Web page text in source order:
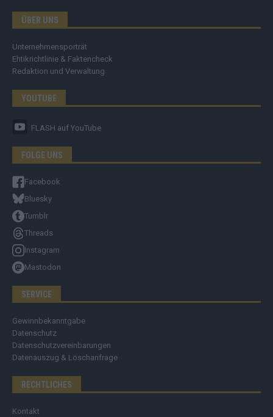
ÜBER UNS
Unternehmensporträt
Ehtikrichtlinie & Faktencheck
Redaktion und Verwaltung
YOUTUBE
FLASH auf YouTube
FOLGE UNS
Facebook
Bluesky
Tumblr
Threads
Instagram
Mastodon
SERVICE
Gewinnbekanntgabe
Datenschutz
Datenschutzvereinbarungen
Datenauszug & Löschanfrage
RECHTLICHES
Kontakt